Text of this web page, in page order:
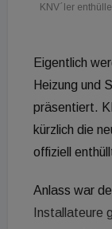
KNV´ler
Eigentlich
Heizung und
präsentiert.
kürzlich die
offiziell
Anlass war
Installateure